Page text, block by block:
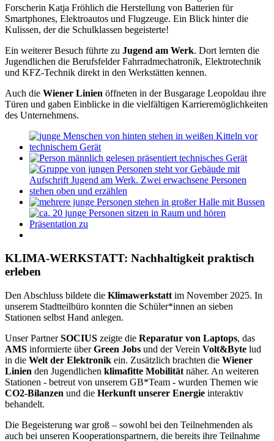
Forscherin Katja Fröhlich die Herstellung von Batterien für
Smartphones, Elektroautos und Flugzeuge. Ein Blick hinter die
Kulissen, der die Schulklassen begeisterte!
Ein weiterer Besuch führte zu Jugend am Werk. Dort lernten die
Jugendlichen die Berufsfelder Fahrradmechatronik, Elektrotechnik
und KFZ-Technik direkt in den Werkstätten kennen.
Auch die Wiener Linien öffneten in der Busgarage Leopoldau ihre
Türen und gaben Einblicke in die vielfältigen Karrieremöglichkeiten
des Unternehmens.
KLIMA-WERKSTATT: Nachhaltigkeit praktisch
erleben
Den Abschluss bildete die Klimawerkstatt im November 2025. In
unserem Stadtteilbüro konnten die Schüler*innen an sieben
Stationen selbst Hand anlegen.
Unser PartnerSOCIUS zeigte die Reparatur von Laptops, das
AMS informierte überGreen Jobs und der Verein Volt&Byte lud
in die Welt der Elektronik ein. Zusätzlich brachten die Wiener
Linien den Jugendlichen klimafitte Mobilität näher. An weiteren
Stationen - betreut von unserem GB*Team - wurden Themen wie
CO2-Bilanzen und die Herkunft unserer Energie interaktiv
behandelt.
Die Begeisterung war groß – sowohl bei den Teilnehmenden als
auch bei unseren Kooperationspartnern, die bereits ihre Teilnahme